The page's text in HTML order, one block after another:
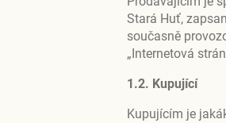
Stará Huť,
současně
„Internetová
1.2. Kupující
Kupujícím je